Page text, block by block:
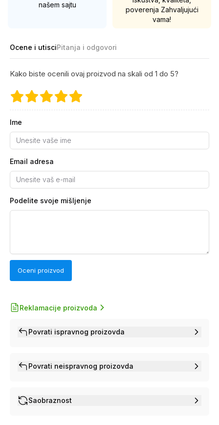
našem sajtu
poverenja Zahvaljujući
vama!
Ocene i utisciPitanja i odgovori
Kako biste ocenili ovaj proizvod na skali od 1 do 5?
Ime
Email adresa
Podelite svoje mišljenje
Oceni proizvod
Reklamacije proizvoda
Povrati ispravnog proizovda
Povrati neispravnog proizovda
Saobraznost